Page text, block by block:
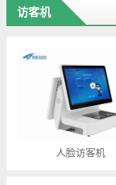
访客机
人脸访客机